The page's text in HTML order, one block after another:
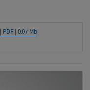
| PDF | 0.07 Mb